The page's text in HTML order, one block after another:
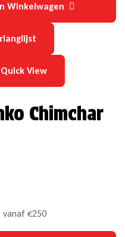
Winkelwagen
Quick View
Chimchar
vanaf €250